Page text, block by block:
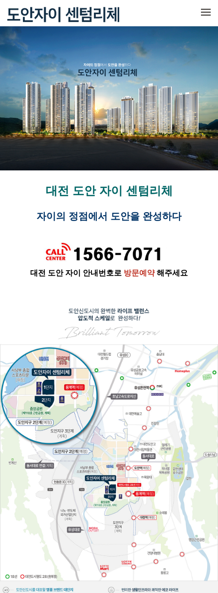
메뉴 건너뛰기
대전 도안 자이 센텀리체
자이의 정점에서 도안을 완성하다
대전 도안 자이 안내번호로 방문예약해주세요